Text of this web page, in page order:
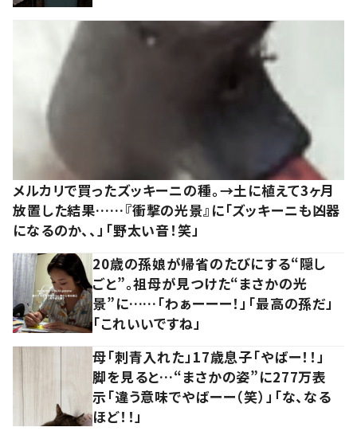
メルカリで買ったズッキーニの種。→土に植えて3ヶ月
放置した結果……『衝撃の光景』に「ズッキーニも凶器
になるのか、、」「野太い音！笑」
20歳の孫娘が帰省のたびにする“隠し
ごと”。祖母が見つけた“まさかの光
景”に……「わぁーーー！」「最高の孫だ」
「これいいですね」
母「刺青入れた」17歳息子「やばー！！」
脚を見ると…“まさかの姿”に277万表
示「違う意味でやばーー（笑）」「な、なる
ほど！！」